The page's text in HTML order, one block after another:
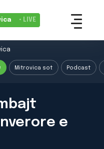
• LIVE
Mitrovica sot Podcast
e